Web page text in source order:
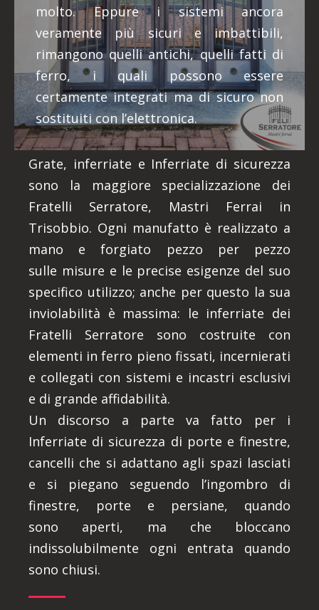
molto. Eppure i sistemi ancora
veramente più sicuri e imbattibili,
rimangono quelli antichi, quelli fatti di
ferro, i quali possono essere
certamente integrati ma di sicuro non
sostituiti con l’elettronica.
Grate, inferriate e Inferriate di sicurezza
sono la maggiore specializzazione dei
Fratelli Serratore, Mastri Ferrai in
Trisobbio. Ogni manufatto è realizzato a
mano e forgiato pezzo per pezzo
sulle misure e le precise esigenze del suo
specifico utilizzo; anche per questo la sua
inviolabilità è massima: le inferriate dei
Fratelli Serratore sono costruite con
elementi in ferro pieno fissati, incernierati
e collegati con sistemi e incastri esclusivi
e di grande affidabilità.
Un discorso a parte va fatto per i
Inferriate di sicurezza di porte e finestre,
cancelli che si adattano agli spazi lasciati
e si piegano seguendo l’ingombro di
finestre, porte e persiane, quando
sono aperti, ma che bloccano
indissolubilmente ogni entrata quando
sono chiusi.